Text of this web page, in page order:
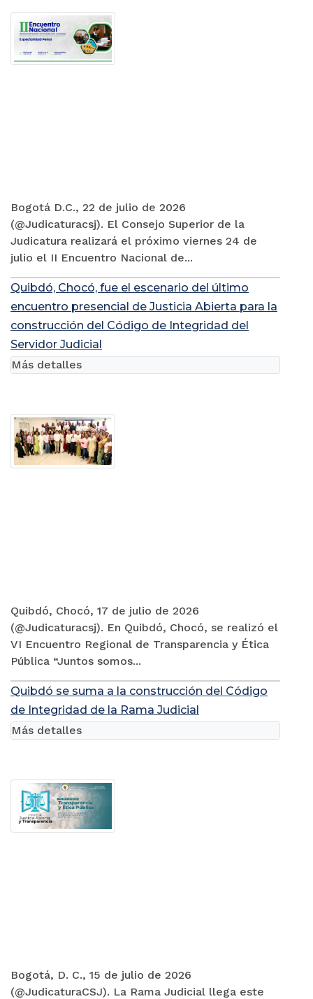
Bogotá D.C., 22 de julio de 2026
(@Judicaturacsj). El Consejo Superior de la
Judicatura realizará el próximo viernes 24 de
julio el II Encuentro Nacional de...
Quibdó, Chocó, fue el escenario del último
encuentro presencial de Justicia Abierta para la
construcción del Código de Integridad del
Servidor Judicial
Quibdó, Chocó, 17 de julio de 2026
(@Judicaturacsj). En Quibdó, Chocó, se realizó el
VI Encuentro Regional de Transparencia y Ética
Pública “Juntos somos...
Más detalles
Quibdó se suma a la construcción del Código
de Integridad de la Rama Judicial
Bogotá, D. C., 15 de julio de 2026
(@JudicaturaCSJ). La Rama Judicial llega este
Más detalles